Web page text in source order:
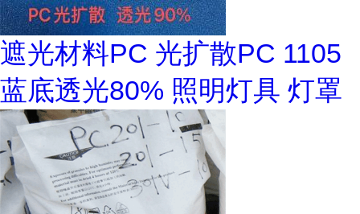
遮光材料PC 光扩散PC 1105
蓝底透光80% 照明灯具 灯罩